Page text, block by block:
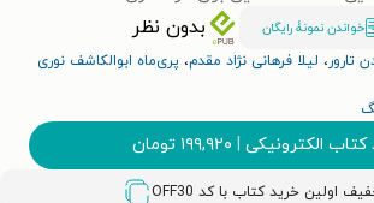
خواندن نمونۀ رایگان بدون نظر
تارور، لیلا فرهانی نژاد مقدم، پری‌ماه ابوالکاشف نوری
کتاب الکترونیکی | ۱۹۹,۹۲۰ تومان
OFF30